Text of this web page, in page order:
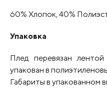
60% Хлопок, 40%
Упаковка
Плед перевязан
упакован в
Габариты в упакованном